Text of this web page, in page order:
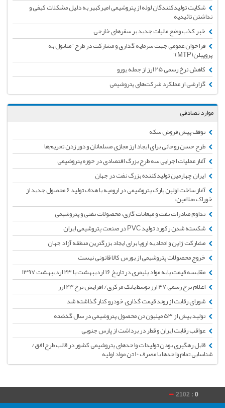
شکایت تولیدکنندگان لوله از پتروشیمی امیرکبیر به دلیل مشکلات کیفی و
نداشتن تائیدیه
خبر کذب وضع مالیات جدید بر سفرهای خارجی
فراخوان عمومی جهت سرمایه گذاری و مشارکت در طرح "متانول به
پروپیلن(MTP)"
کاهش نرخ رسمی 25 ارز از جمله یورو
گزارشی از عملکرد شرکت‌های پتروشیمی
موارد تصادفی
توقف پیش فروش سکه
طرح حسن روحانی برای ایجاد ارز مجازی مسلمانان و دور زدن تحریم‌ها
آغاز عملیات اجرایی سه طرح بزرگ اقتصادی در حوزه پتروشیمی
ایران چهارمین تولیدکننده بزرگ نفت در جهان
آغاز ساخت اولین پارک پتروشیمی در ارومیه با هدف تولید 6 محصول جدید از
خوراک «ملامین»
تداوم صادرات نفت و میعانات گازی، محصولات نفتی و پتروشیمی
شکسته شدن رکورد تولید PVC در صنعت پتروشیمی ایران
مشارکت ژاپن و اتحادیه اروپا برای ایجاد بزرگترین منطقه آزاد جهان
خروج محصولات پتروشیمی از بورس کالا قانونی نیست
مقایسه قیمت پایه مواد پلیمری در تاریخ ۱۶ اردیبهشت با ۲۳ اردیبهشت ۱۳۹۷
اعلام نرخ رسمی 47 ارز توسط بانک مرکزی/ افزایش نرخ 23 ارز
شورای رقابت از روند قیمت گذاری خودرو کنار گذاشته شد
تولید بیش از ۵۳ میلیون تن محصول پتروشیمی در سال گذشته
عواقب رقابت ایران و قطر در برداشت از پارس جنوبی
قابل رهگیری بودن تولیدات واحدهای پتروشیمی کشور در قالب طرح افق/
شناسایی تمام واحدها با مصرف 10 تن مواد اولیه
2102 : 0